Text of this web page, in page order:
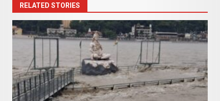
RELATED STORIES